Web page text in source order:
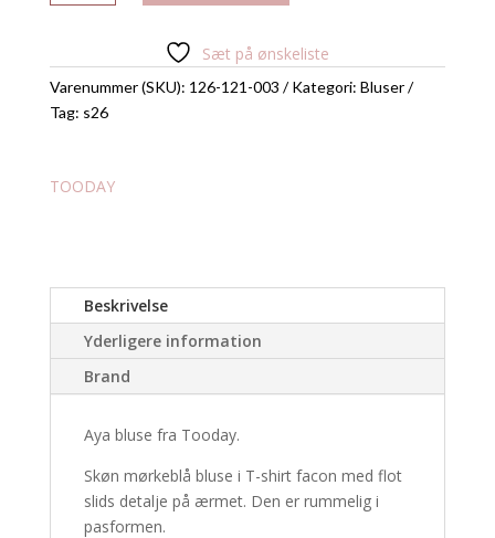
fra
antal
Sæt på ønskeliste
Varenummer (SKU): 126-121-003 Kategori: Bluser
Tag: s26
TOODAY
Beskrivelse
Yderligere information
Brand
Aya bluse fra Tooday.
Skøn mørkeblå bluse i T-shirt facon med flot
slids detalje på ærmet. Den er rummelig i
pasformen.